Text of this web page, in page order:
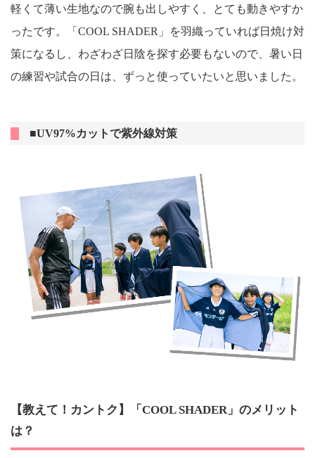
軽くて薄い生地なので腕も出しやすく、とても動きやすか
ったです。「COOL SHADER」を羽織っていれば日焼け対
策になるし、わざわざ日陰を探す必要もないので、暑い日
の練習や試合の日は、ずっと使っていたいと思いました。
■UV97%カットで紫外線対策
【教えて！カントク】「COOL SHADER」のメリット
は？